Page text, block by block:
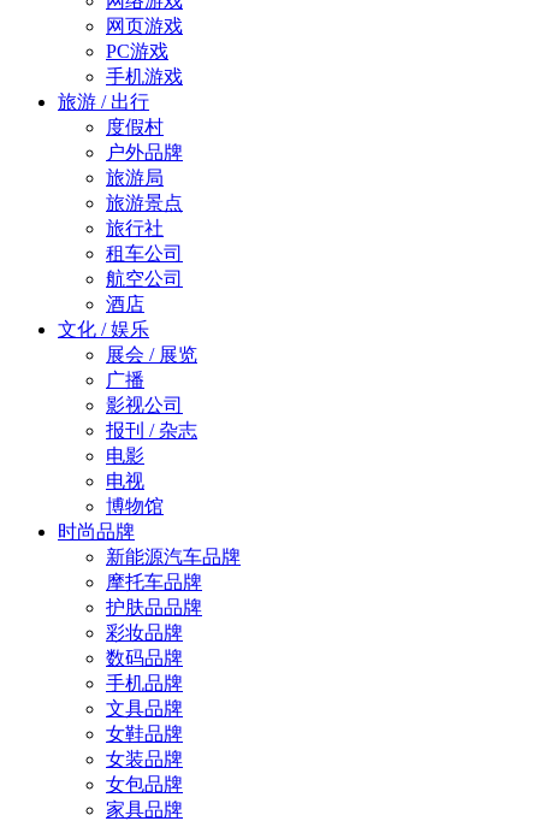
网页游戏
PC游戏
手机游戏
旅游 / 出行
度假村
户外品牌
旅游局
旅游景点
旅行社
租车公司
航空公司
酒店
文化 / 娱乐
展会 / 展览
广播
影视公司
报刊 / 杂志
电影
电视
博物馆
时尚品牌
新能源汽车品牌
摩托车品牌
护肤品品牌
彩妆品牌
数码品牌
手机品牌
文具品牌
女鞋品牌
女装品牌
女包品牌
家具品牌